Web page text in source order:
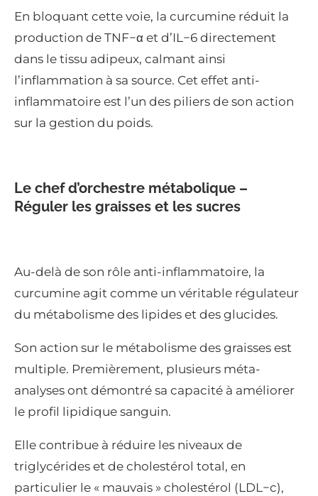
En bloquant cette voie, la curcumine réduit la
production de TNF−α et d’IL−6 directement
dans le tissu adipeux, calmant ainsi
l’inflammation à sa source. Cet effet anti-
inflammatoire est l’un des piliers de son action
sur la gestion du poids.
Le chef d’orchestre métabolique –
Réguler les graisses et les sucres
Au-delà de son rôle anti-inflammatoire, la
curcumine agit comme un véritable régulateur
du métabolisme des lipides et des glucides.
Son action sur le métabolisme des graisses est
multiple. Premièrement, plusieurs méta-
analyses ont démontré sa capacité à améliorer
le profil lipidique sanguin.
Elle contribue à réduire les niveaux de
triglycérides et de cholestérol total, en
particulier le « mauvais » cholestérol (LDL−c),